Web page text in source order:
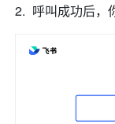
呼叫成功后，